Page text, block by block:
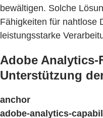
bewältigen. Solche
Fähigkeiten für nahtlose
leistungsstarke
Adobe
Unterstützung
anchor
adobe-analytics-